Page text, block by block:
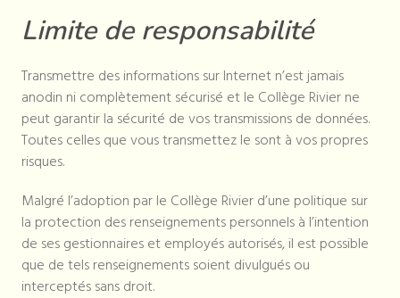
Limite de responsabilité
Transmettre des informations sur Internet n’est jamais
anodin ni complètement sécurisé et le Collège Rivier ne
peut garantir la sécurité de vos transmissions de données.
Toutes celles que vous transmettez le sont à vos propres
risques.
Malgré l’adoption par le Collège Rivier d’une politique sur
la protection des renseignements personnels à l’intention
de ses gestionnaires et employés autorisés, il est possible
que de tels renseignements soient divulgués ou
interceptés sans droit.